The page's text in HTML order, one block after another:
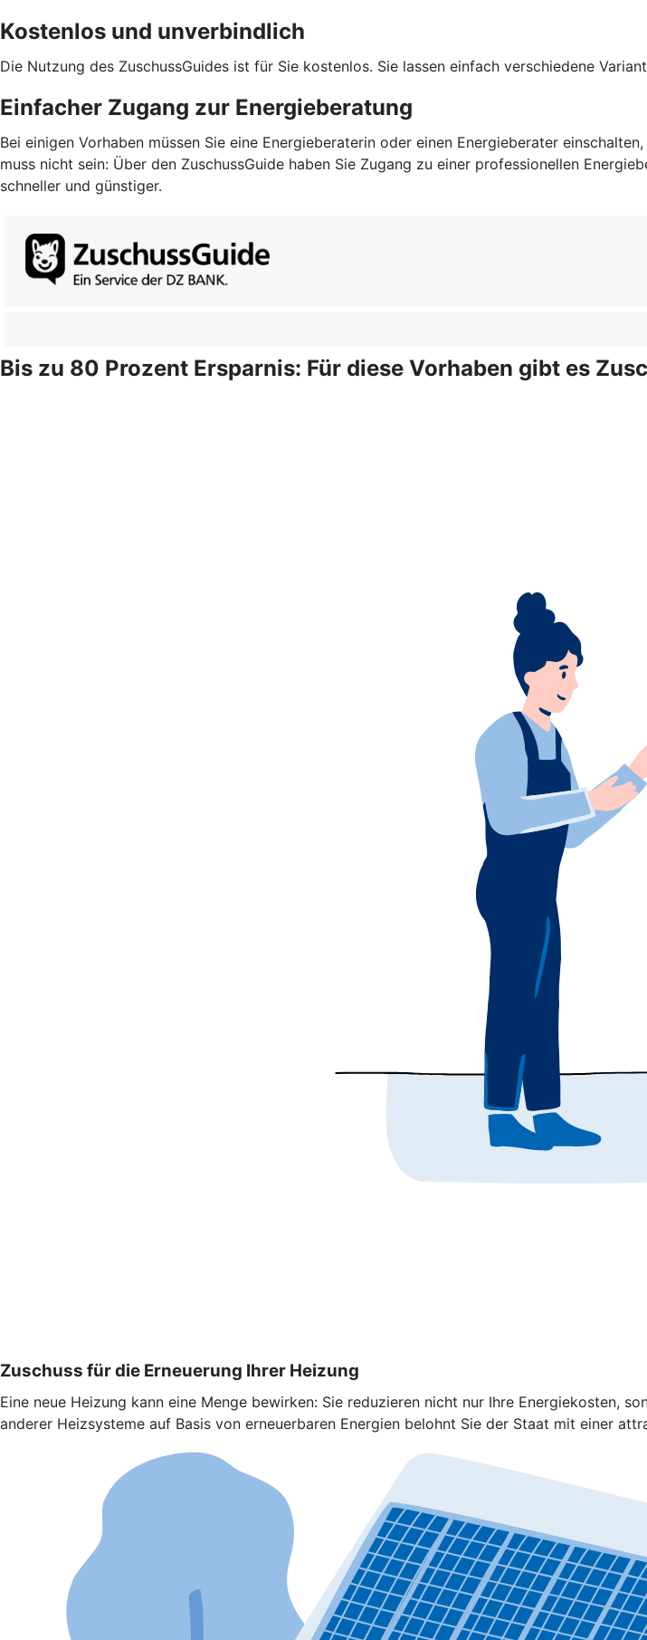
Kostenlos und unverbindlich
Die Nutzung des ZuschussGuides ist für Sie kostenlos. Sie lassen einfach verschiedene
Einfacher Zugang zur Energieberatung
Bei einigen Vorhaben müssen Sie eine Energieberaterin oder einen Energieberater
muss nicht sein: Über den ZuschussGuide haben Sie Zugang zu einer professionellen
schneller und günstiger.
Bis zu 80 Prozent Ersparnis: Für diese Vorhaben gibt es
Zuschuss für die Erneuerung Ihrer Heizung
Eine neue Heizung kann eine Menge bewirken: Sie reduzieren nicht nur Ihre Energiekosten,
anderer Heizsysteme auf Basis von erneuerbaren Energien belohnt Sie der Staat mit einer